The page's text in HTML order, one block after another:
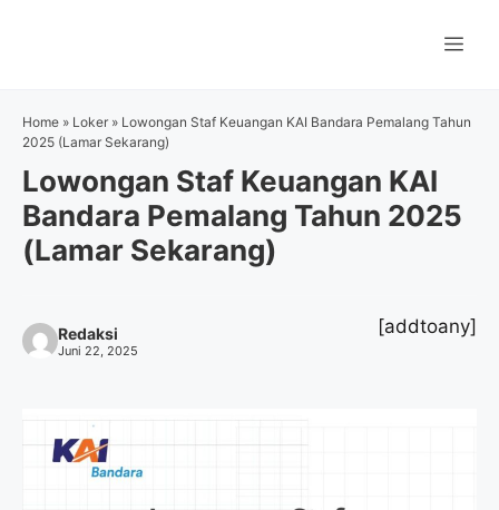
Home » Loker » Lowongan Staf Keuangan KAI Bandara Pemalang Tahun
2025 (Lamar Sekarang)
Lowongan Staf Keuangan KAI
Bandara Pemalang Tahun 2025
(Lamar Sekarang)
Redaksi
Juni 22, 2025
[addtoany]